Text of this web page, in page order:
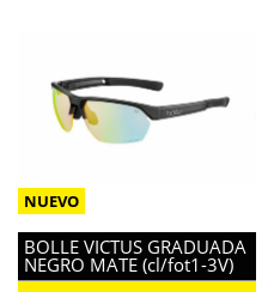
BOLLE VICTUS GRADUADA
NEGRO MATE (cl/fot1-3V)